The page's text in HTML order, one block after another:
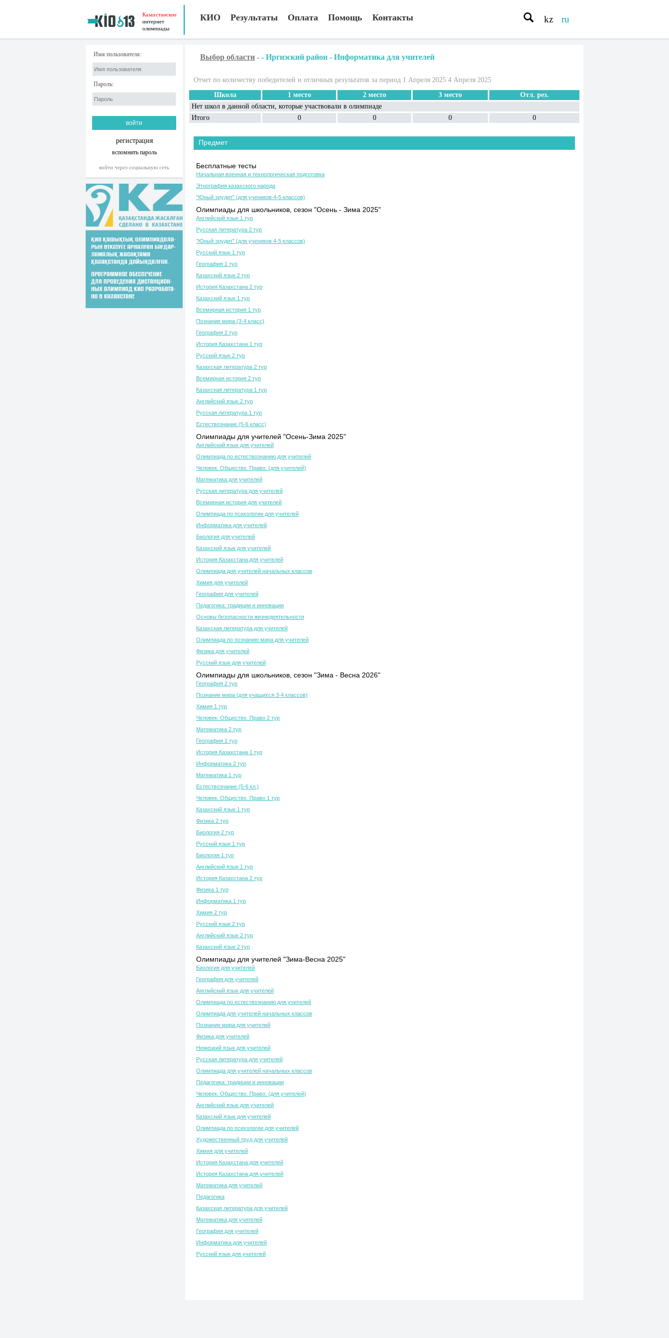
Казахстанские
интернет
олимпиады
КИО Результаты Оплата Помощь Контакты kz ru
Имя пользователя:
Пароль:
регистрация
вспомнить пароль
войти через социальную сеть
Выбор области - - Иргизский район - Информатика для учителей
Отчет по количеству победителей и отличных результатов за период 1 Апреля 2025 4 Апреля 2025
Школа
1 место 2 место 3 место
Отл. рез.
Нет школ в данной области, которые участвовали в олимпиаде
Итого
0 0 0 0
Предмет
Бесплатные тесты
Начальная военная и технологическая подготовка
Этнография казахского народа
"Юный эрудит" (для учеников 4-5 классов)
Олимпиады для школьников, сезон "Осень - Зима 2025"
Английский язык 1 тур
Русская литература 2 тур
"Юный эрудит" (для учеников 4-5 классов)
Русский язык 1 тур
География 1 тур
Казахский язык 2 тур
История Казахстана 2 тур
Казахский язык 1 тур
Всемирная история 1 тур
Познание мира (3-4 класс)
География 2 тур
История Казахстана 1 тур
Русский язык 2 тур
Казахская литература 2 тур
Всемирная история 2 тур
Казахская литература 1 тур
Английский язык 2 тур
Русская литература 1 тур
Естествознание (5-6 класс)
Олимпиады для учителей "Осень-Зима 2025"
Английский язык для учителей
Олимпиада по естествознанию для учителей
Человек. Общество. Право. (для учителей)
Математика для учителей
Русская литература для учителей
Всемирная история для учителей
Олимпиада по психологии для учителей
Информатика для учителей
Биология для учителей
Казахский язык для учителей
История Казахстана для учителей
Олимпиада для учителей начальных классов
Химия для учителей
География для учителей
Педагогика: традиции и инновации
Основы безопасности жизнедеятельности
Казахская литература для учителей
Олимпиада по познанию мира для учителей
Физика для учителей
Русский язык для учителей
Олимпиады для школьников, сезон "Зима - Весна 2026"
География 2 тур
Познание мира (для учащихся 3-4 классов)
Химия 1 тур
Человек. Общество. Право 2 тур
Математика 2 тур
География 1 тур
История Казахстана 1 тур
Информатика 2 тур
Математика 1 тур
Естествознание (5-6 кл.)
Человек. Общество. Право 1 тур
Казахский язык 1 тур
Физика 2 тур
Биология 2 тур
Русский язык 1 тур
Биология 1 тур
Английский язык 1 тур
История Казахстана 2 тур
Физика 1 тур
Информатика 1 тур
Химия 2 тур
Русский язык 2 тур
Английский язык 2 тур
Казахский язык 2 тур
Олимпиады для учителей "Зима-Весна 2025"
Биология для учителей
География для учителей
Английский язык для учителей
Олимпиада по естествознанию для учителей
Олимпиада для учителей начальных классов
Познание мира для учителей
Физика для учителей
Немецкий язык для учителей
Русская литература для учителей
Олимпиада для учителей начальных классов
Педагогика: традиции и инновации
Человек. Общество. Право. (для учителей)
Английский язык для учителей
Казахский язык для учителей
Олимпиада по психологии для учителей
Художественный труд для учителей
Химия для учителей
История Казахстана для учителей
История Казахстана для учителей
Математика для учителей
Педагогика
Казахская литература для учителей
Математика для учителей
География для учителей
Информатика для учителей
Русский язык для учителей